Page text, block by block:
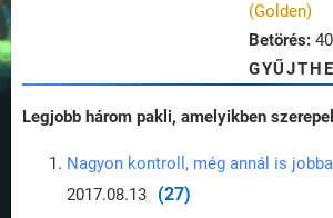
(Golden)
Betörés:
Legjobb három pakli, amelyikben
Nagyon kontroll, még annál is
2017.08.13
(27)